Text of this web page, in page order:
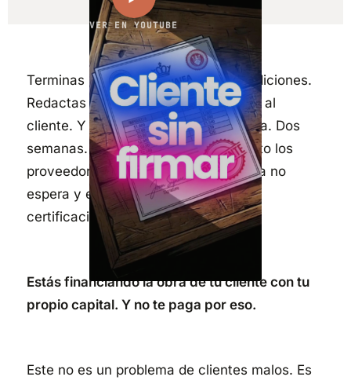
VER EN YOUTUBE
Terminas los trabajos. Haces las mediciones.
Redactas la certificación. La mandas al
cliente. Y entonces empieza la espera. Dos
semanas. A veces tres. Mientras tanto los
proveedores pasan factura, la nómina no
espera y el banco no entiende de
certificaciones pendientes de firma.
Estás financiando la obra de tu cliente con tu
propio capital. Y no te paga por eso.
Este no es un problema de clientes malos. Es